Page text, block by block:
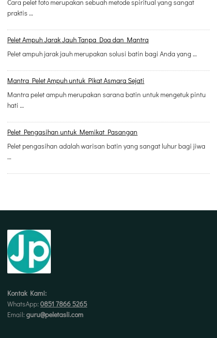
Cara pelet foto merupakan sebuah metode spiritual yang sangat
praktis …
Pelet Ampuh Jarak Jauh Tanpa Doa dan Mantra
Pelet ampuh jarak jauh merupakan solusi batin bagi Anda yang …
Mantra Pelet Ampuh untuk Pikat Asmara Sejati
Mantra pelet ampuh merupakan sarana batin untuk mengetuk pintu
hati …
Pelet Pengasihan untuk Memikat Pasangan
Pelet pengasihan adalah warisan batin yang sangat luhur bagi jiwa
…
Kontak Kami:
WhatsApp: 0851 7866 5265
Email: guru@peletasli.com